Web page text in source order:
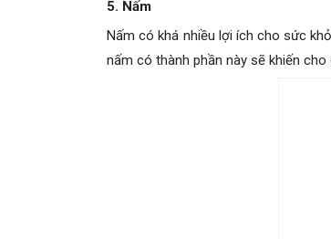
5. Nấm
Nấm có khá nhiều lợi ích cho sức
nấm có thành phần này sẽ khiến